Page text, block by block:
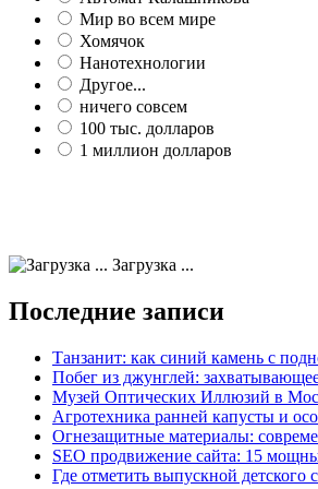
Мир во всем мире
Хомячок
Нанотехнологии
Другое...
ничего совсем
100 тыс. долларов
1 миллион долларов
Загрузка ...
Последние записи
Танзанит: как синий камень с
Побег из джунглей:
Музей Оптических Иллюзий в
Агротехника ранней капусты и
Огнезащитные материалы:
SEO продвижение сайта: 15
Где отметить выпускной